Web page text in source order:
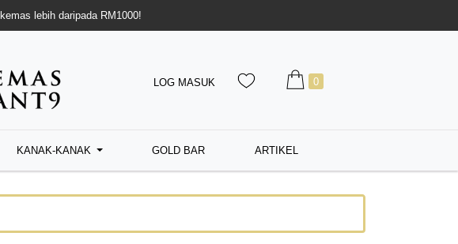
lebih daripada RM1000!
LOG MASUK 0
KANAK-KANAK GOLD BAR ARTIKEL